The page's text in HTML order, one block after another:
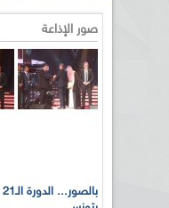
صور الإذاعة